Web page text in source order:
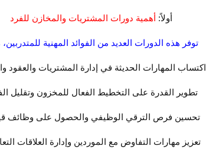
أولاً:أهمية دورات المشتريات والمخازن للفرد
توفر هذه الدورات العديد من الفوائد المهنية للمتدربين،
اكتساب المهارات الحديثة في إدارة المشتريات والعقود
تطوير القدرة على التخطيط الفعال للمخزون وتقليل
تحسين فرص الترقي الوظيفي والحصول على وظائف
تعزيز مهارات التفاوض مع الموردين وإدارة العلاقات